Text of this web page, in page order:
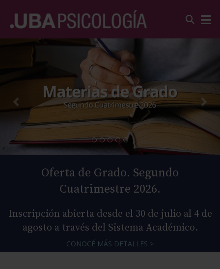
Oferta de Grado. Segundo
Cuatrimestre 2026.
Inscripción abierta desde el 30 de julio al 4 de
agosto a través del Sistema Académico.
CONOCÉ MÁS DETALLES >